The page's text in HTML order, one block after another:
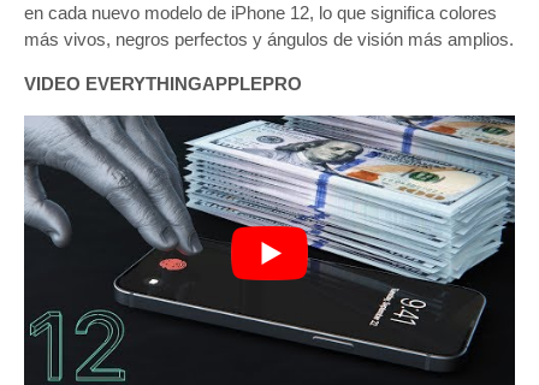
en cada nuevo modelo de iPhone 12, lo que significa colores
más vivos, negros perfectos y ángulos de visión más amplios.
VIDEO EVERYTHINGAPPLEPRO